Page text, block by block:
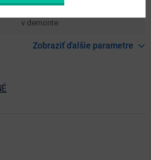
v demonte
Zobraziť ďalšie parametre